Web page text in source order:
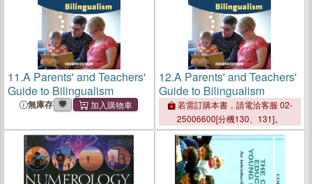
11.A Parents' and Teachers'
Guide to Bilingualism
無庫存
12.A Parents' and Teachers'
Guide to Bilingualism
若需訂購本書，請電洽客服 02-
25006600[分機130、131]。